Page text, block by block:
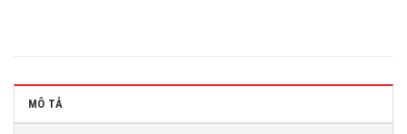
MÔ TẢ